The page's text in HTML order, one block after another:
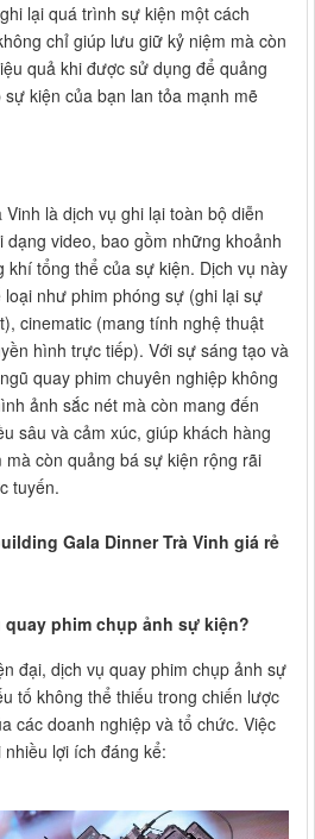
lại quá trình sự kiện một cách
chỉ giúp lưu giữ kỷ niệm mà còn
quả khi được sử dụng để quảng
kiện của bạn lan tỏa mạnh mẽ
là dịch vụ ghi lại toàn bộ diễn
video, bao gồm những khoảnh
khí tổng thể của sự kiện. Dịch vụ này
như phim phóng sự (ghi lại sự
cinematic (mang tính nghệ thuật
hình trực tiếp). Với sự sáng tạo và
quay phim chuyên nghiệp không
ảnh sắc nét mà còn mang đến
sâu và cảm xúc, giúp khách hàng
còn quảng bá sự kiện rộng rãi
tuyến.
Gala Dinner Trà Vinh giá rẻ
phim chụp ảnh sự kiện?
đại, dịch vụ quay phim chụp ảnh sự
tố không thể thiếu trong chiến lược
các doanh nghiệp và tổ chức. Việc
lợi ích đáng kể: